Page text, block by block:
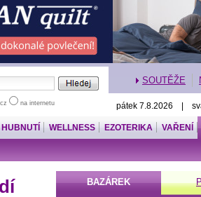
na internetu
SOUTĚŽE
pátek 7.8.2026 |
HUBNUTÍ WELLNESS EZOTERIKA VAŘENÍ
BAZÁREK